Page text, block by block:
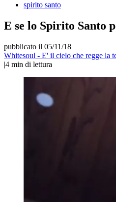
spirito santo
E se lo Spirito Santo
pubblicato il 05/11/18|
Whitesoul - E' il cielo che regge la
|4 min di lettura